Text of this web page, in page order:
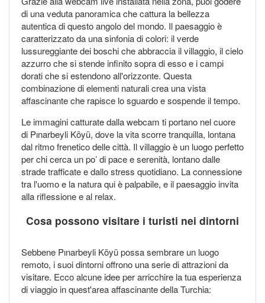
di una veduta panoramica che cattura la bellezza
autentica di questo angolo del mondo. Il paesaggio è
caratterizzato da una sinfonia di colori: il verde
lussureggiante dei boschi che abbraccia il villaggio, il cielo
azzurro che si stende infinito sopra di esso e i campi
dorati che si estendono all'orizzonte. Questa
combinazione di elementi naturali crea una vista
affascinante che rapisce lo sguardo e sospende il tempo.
Le immagini catturate dalla webcam ti portano nel cuore
di Pınarbeyli Köyü, dove la vita scorre tranquilla, lontana
dal ritmo frenetico delle città. Il villaggio è un luogo perfetto
per chi cerca un po’ di pace e serenità, lontano dalle
strade trafficate e dallo stress quotidiano. La connessione
tra l'uomo e la natura qui è palpabile, e il paesaggio invita
alla riflessione e al relax.
Cosa possono visitare i turisti nei dintorni
Sebbene Pınarbeyli Köyü possa sembrare un luogo
remoto, i suoi dintorni offrono una serie di attrazioni da
visitare. Ecco alcune idee per arricchire la tua esperienza
di viaggio in quest'area affascinante della Turchia: